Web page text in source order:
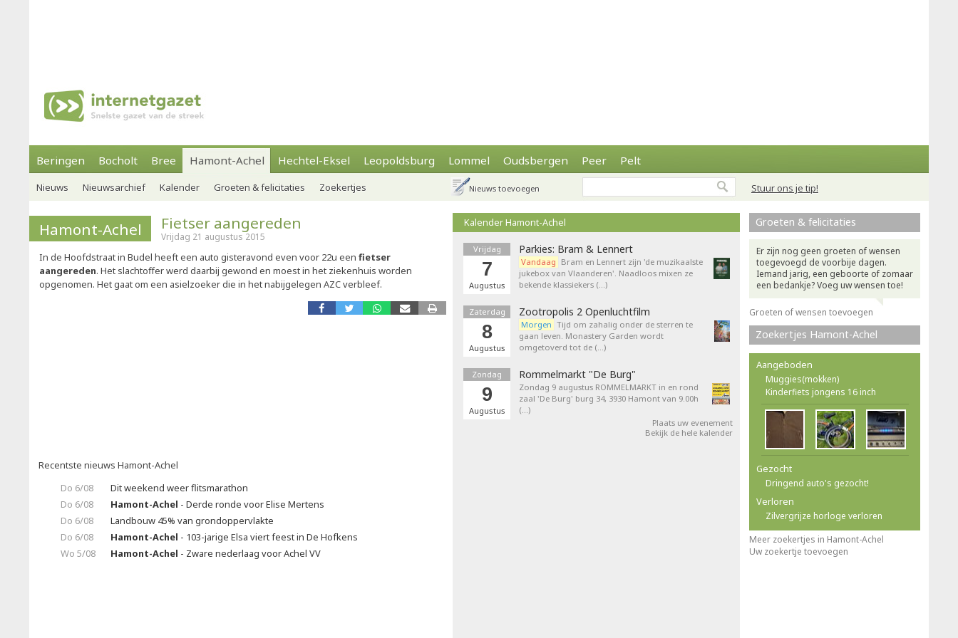
Beringen Bocholt Bree Hamont-Achel Hechtel-Eksel Leopoldsburg Lommel Oudsbergen Peer Pelt
Stuur ons je tip!
Nieuws Nieuwsarchief Kalender Groeten & felicitaties Zoekertjes Nieuws toevoegen
Hamont-Achel Fietser aangereden
Vrijdag 21 augustus 2015
In de Hoofdstraat in Budel heeft een auto gisteravond even voor 22u een fietser
aangereden. Het slachtoffer werd daarbij gewond en moest in het ziekenhuis worden
opgenomen. Het gaat om een asielzoeker die in het nabijgelegen AZC verbleef.
Recentste nieuws Hamont-Achel
Do 6/08
Dit weekend weer flitsmarathon
Do 6/08
Hamont-Achel - Derde ronde voor Elise Mertens
Do 6/08
Landbouw 45% van grondoppervlakte
Do 6/08
Hamont-Achel - 103-jarige Elsa viert feest in De Hofkens
Wo 5/08
Hamont-Achel - Zware nederlaag voor Achel VV
Kalender Hamont-Achel
Vrijdag
7
Augustus
Parkies: Bram & Lennert
Vandaag Bram en Lennert zijn 'de muzikaalste
jukebox van Vlaanderen'. Naadloos mixen ze
bekende klassiekers (…)
Zaterdag
8
Augustus
Zootropolis 2 Openluchtfilm
Morgen Tijd om zahalig onder de sterren te
gaan leven. Monastery Garden wordt
omgetoverd tot de (…)
Zondag
9
Augustus
Rommelmarkt "De Burg"
Zondag 9 augustus ROMMELMARKT in en rond
zaal 'De Burg' burg 34, 3930 Hamont van 9.00h
(…)
Plaats uw evenement
Bekijk de hele kalender
Groeten & felicitaties
Er zijn nog geen groeten of wensen
toegevoegd de voorbije dagen.
Iemand jarig, een geboorte of zomaar
een bedankje? Voeg uw wensen toe!
Groeten of wensen toevoegen
Zoekertjes Hamont-Achel
Aangeboden
Muggies(mokken)
Kinderfiets jongens 16 inch
Gezocht
Dringend auto's gezocht!
Verloren
Zilvergrijze horloge verloren
Meer zoekertjes in Hamont-Achel
Uw zoekertje toevoegen